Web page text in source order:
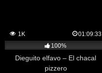
1K
01:09:33
100%
Dieguito elfavo – El chacal
pizzero